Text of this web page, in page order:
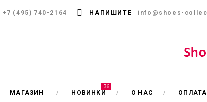
+7 (495) 740-2164 НАПИШИТЕ info@shoes-
МАГАЗИН НОВИНКИ
36
О НАС